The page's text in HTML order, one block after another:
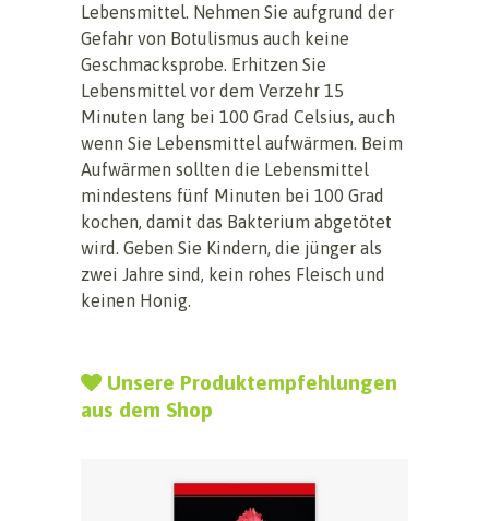
Lebensmittel. Nehmen Sie aufgrund der
Gefahr von Botulismus auch keine
Geschmacksprobe. Erhitzen Sie
Lebensmittel vor dem Verzehr 15
Minuten lang bei 100 Grad Celsius, auch
wenn Sie Lebensmittel aufwärmen. Beim
Aufwärmen sollten die Lebensmittel
mindestens fünf Minuten bei 100 Grad
kochen, damit das Bakterium abgetötet
wird. Geben Sie Kindern, die jünger als
zwei Jahre sind, kein rohes Fleisch und
keinen Honig.
Unsere Produktempfehlungen
aus dem Shop